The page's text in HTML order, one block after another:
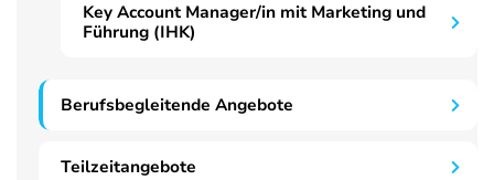
Key Account Manager/in mit Marketing und
Führung (IHK)
Berufsbegleitende Angebote
Teilzeitangebote